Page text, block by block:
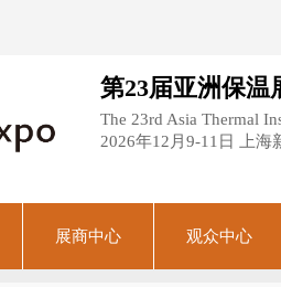
第23届亚洲保温
The 23rd Asia Thermal
2026年12月9-11日 上海
展商中心 观众中心